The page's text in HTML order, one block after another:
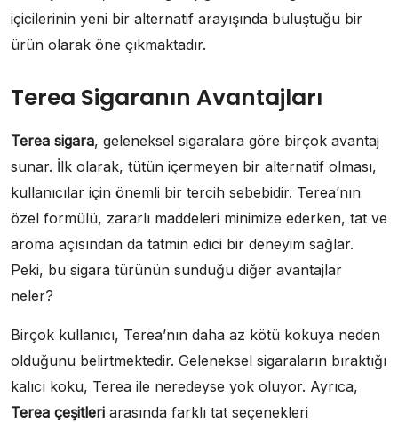
içicilerinin yeni bir alternatif arayışında buluştuğu bir
ürün olarak öne çıkmaktadır.
Terea Sigaranın Avantajları
Terea sigara, geleneksel sigaralara göre birçok avantaj
sunar. İlk olarak, tütün içermeyen bir alternatif olması,
kullanıcılar için önemli bir tercih sebebidir. Terea’nın
özel formülü, zararlı maddeleri minimize ederken, tat ve
aroma açısından da tatmin edici bir deneyim sağlar.
Peki, bu sigara türünün sunduğu diğer avantajlar
neler?
Birçok kullanıcı, Terea’nın daha az kötü kokuya neden
olduğunu belirtmektedir. Geleneksel sigaraların bıraktığı
kalıcı koku, Terea ile neredeyse yok oluyor. Ayrıca,
Terea çeşitleri arasında farklı tat seçenekleri